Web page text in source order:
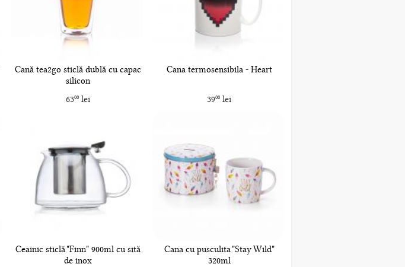
Cană tea2go sticlă dublă cu capac
silicon
6300lei
Cana termosensibila - Heart
3900lei
Ceainic sticlă "Finn" 900ml cu sită
de inox
Cana cu pusculita "Stay Wild"
320ml